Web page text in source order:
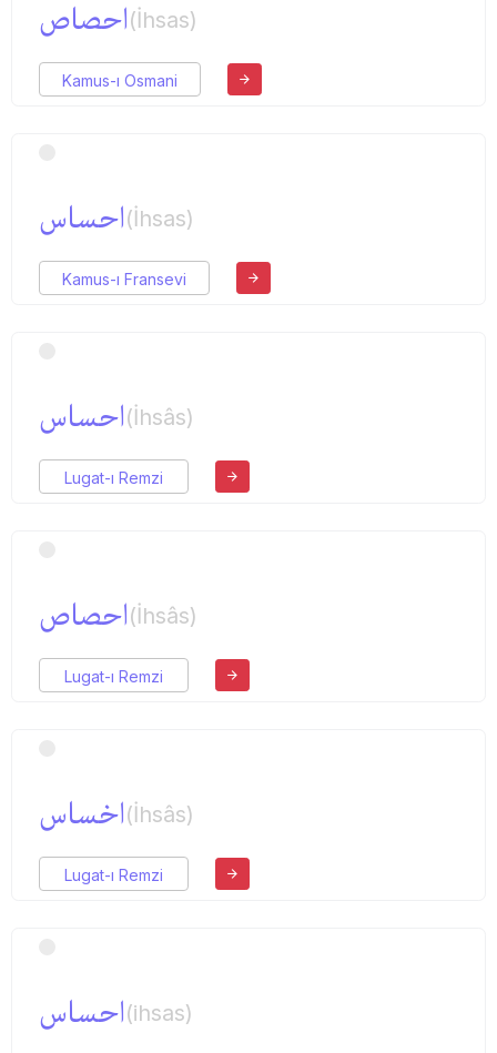
احصاص(İhsas)
Kamus-ı Osmani
احساس(İhsas)
Kamus-ı Fransevi
احساس(İhsâs)
Lugat-ı Remzi
احصاص(İhsâs)
Lugat-ı Remzi
اخساس(İhsâs)
Lugat-ı Remzi
احساس(ihsas)